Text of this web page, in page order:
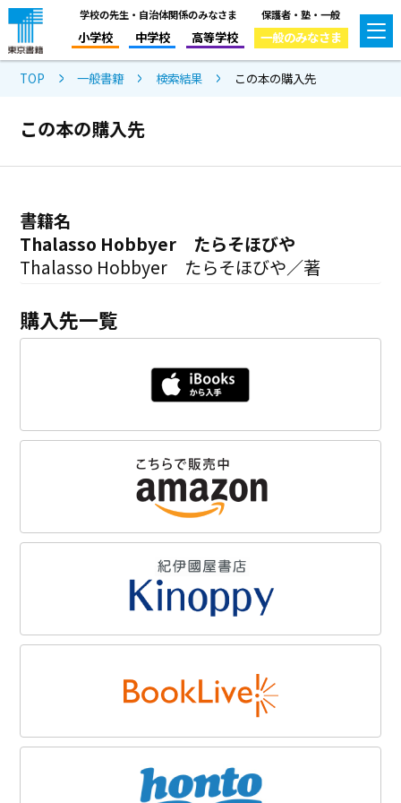
学校の先生・自治体関係のみなさま
小学校 中学校 高等学校
保護者・塾・一般
一般のみなさま
TOP 一般書籍 検索結果 この本の購入先
この本の購入先
書籍名
Thalasso Hobbyer たらそほびや
Thalasso Hobbyer たらそほびや／著
購入先一覧